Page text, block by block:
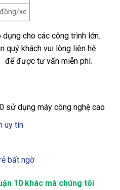
xe
cho các công trình lớn.
quý khách vui lòng liên hệ
để được tư vấn miễn phí.
sử dụng máy công nghệ cao
uy tín
bất ngờ
10 khác mà chúng tôi